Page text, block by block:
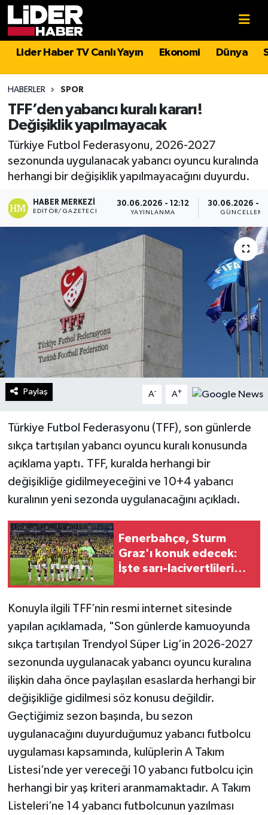
Lider Haber TV Canlı Yayın Ekonomi Dünya
HABERLER SPOR
TFF’den yabancı kuralı kararı!
Değişiklik yapılmayacak
Türkiye Futbol Federasyonu, 2026-2027
sezonunda uygulanacak yabancı oyuncu kuralında
herhangi bir değişiklik yapılmayacağını duyurdu.
HABER MERKEZI
EDITÖR/GAZETECI
30.06.2026 - 12:12
YAYINLANMA
30.06.2026 -
GÜNCELLEME
Paylaş A- A+
Türkiye Futbol Federasyonu (TFF), son günlerde
sıkça tartışılan yabancı oyuncu kuralı konusunda
açıklama yaptı. TFF, kuralda herhangi bir
değişikliğe gidilmeyeceğini ve 10+4 yabancı
kuralının yeni sezonda uygulanacağını açıkladı.
Fenerbahçe, Sturm
Graz'ı konuk edecek:
İşte sarı-lacivertlilerin
Konuyla ilgili TFF’nin resmi internet sitesinde
yapılan açıklamada, "Son günlerde kamuoyunda
sıkça tartışılan Trendyol Süper Lig’in 2026-2027
sezonunda uygulanacak yabancı oyuncu kuralına
ilişkin daha önce paylaşılan esaslarda herhangi bir
değişikliğe gidilmesi söz konusu değildir.
Geçtiğimiz sezon başında, bu sezon
uygulanacağını duyurduğumuz yabancı futbolcu
uygulaması kapsamında, kulüplerin A Takım
Listesi’nde yer vereceği 10 yabancı futbolcu için
herhangi bir yaş kriteri aranmamaktadır. A Takım
Listeleri’ne 14 yabancı futbolcunun yazılması
Politika
Asayiş
Magazin
Spor
Sağlık
Teknoloji
Turizm
Kültür - Sanat
Lider Haber TV Canlı Yayın izle
Hava Durumu
İstanbul Namaz Vakitleri
Süper Lig Puan Durumu ve Fikstür
Tüm Manşetler
Son Dakika Haberleri
Haber Arşivi